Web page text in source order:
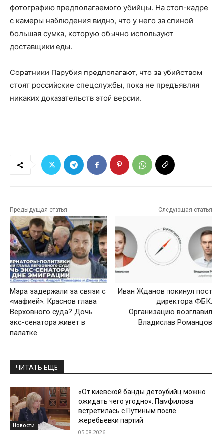
фотографию предполагаемого убийцы. На стоп-кадре
с камеры наблюдения видно, что у него за спиной
большая сумка, которую обычно используют
доставщики еды.
Соратники Парубия предполагают, что за убийством
стоят российские спецслужбы, пока не предъявляя
никаких доказательств этой версии.
Предыдущая статья
Мэра задержали за связи с
«мафией». Краснов глава
Верховного суда? Дочь
экс-сенатора живет в
палатке
Следующая статья
Иван Жданов покинул пост
директора ФБК.
Организацию возглавил
Владислав Романцов
ЧИТАТЬ ЕЩЕ
Новости
«От киевской банды детоубийц можно
ожидать чего угодно». Памфилова
встретилась с Путиным после
жеребьевки партий
05.08.2026